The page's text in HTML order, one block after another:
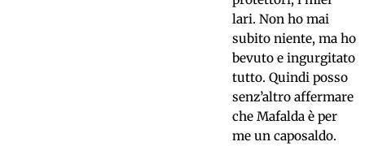
lari. Non ho mai
subito niente, ma ho
bevuto e ingurgitato
tutto. Quindi posso
senz’altro affermare
che Mafalda è per
me un caposaldo.